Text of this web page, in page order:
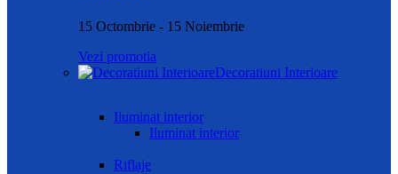
15 Octombrie - 15 Noiembrie
Vezi promotia
Decoratiuni Interioare
Iluminat interior
Iluminat interior
Riflaje